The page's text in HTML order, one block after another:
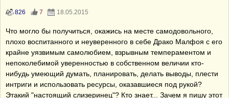
826 7 18.05.2015
Что могло бы получиться, окажись на месте самодовольного,
плохо воспитанного и неуверенного в себе Драко Малфоя с его
крайне уязвимым самолюбием, взрывным темпераментом и
непоколебимой уверенностью в собственном величии кто-
нибудь умеющий думать, планировать, делать выводы, плести
интриги и использовать ресурсы, оказавшиеся под рукой?
Этакий "настоящий слизеринец"? Кто знает... Зачем я пишу этот